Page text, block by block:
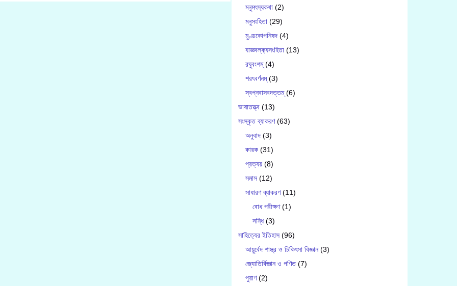
মনুমৎস্যকথা (2)
মনুসংহিতা (29)
মুণ্ডকোপনিষদ (4)
যাজ্ঞবল্ক‍্যসংহিতা (13)
রঘুবংশম্(4)
শরৎবর্ণনম্(3)
স্বপ্নবাসবদত্তম্(6)
ভাষাতত্ত্ব (13)
সংস্কৃত ব্যাকরণ(63)
অনুবাদ (3)
কারক (31)
প্রত্যয় (8)
সমাস (12)
সাধারণ ব্যাকরণ(11)
বোধ পরীক্ষণ(1)
সন্ধি(3)
সাহিত্যের ইতিহাস (96)
আয়ুর্বেদ শাস্ত্র ও চিকিৎসা বিজ্ঞান(3)
জ্যোতির্বিজ্ঞান ও গণিত(7)
পুরাণ(2)